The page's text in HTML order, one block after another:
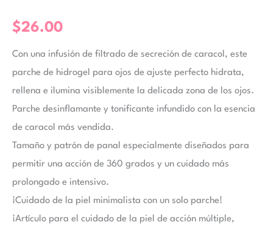
$26.00
Con una infusión de filtrado de secreción de caracol, este
parche de hidrogel para ojos de ajuste perfecto hidrata,
rellena e ilumina visiblemente la delicada zona de los ojos.
Parche desinflamante y tonificante infundido con la esencia
de caracol más vendida.
Tamaño y patrón de panal especialmente diseñados para
permitir una acción de 360 grados y un cuidado más
prolongado e intensivo.
¡Cuidado de la piel minimalista con un solo parche!
¡Artículo para el cuidado de la piel de acción múltiple,